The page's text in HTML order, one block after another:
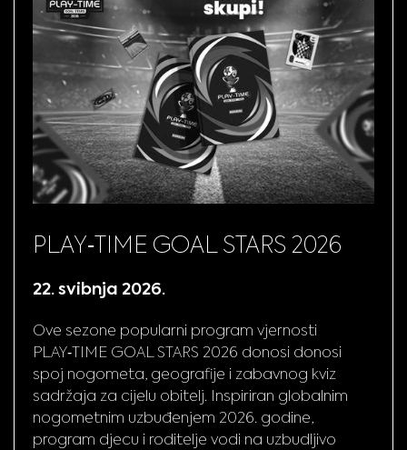
PLAY‑TIME GOAL STARS 2026
22. svibnja 2026.
Ove sezone popularni program vjernosti
PLAY‑TIME GOAL STARS 2026 donosi donosi
spoj nogometa, geografije i zabavnog kviz
sadržaja za cijelu obitelj. Inspiriran globalnim
nogometnim uzbuđenjem 2026. godine,
program djecu i roditelje vodi na uzbudljivo